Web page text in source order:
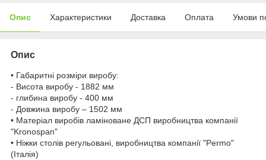
Опис Характеристики Доставка Оплата Умови
Опис
• Габаритні розміри виробу:
- Висота виробу - 1882 мм
- глибина виробу - 400 мм
- Довжина виробу – 1502 мм
• Матеріал виробів ламіноване ДСП виробництва компанії
"Kronospan"
• Ніжки столів регульовані, виробництва компанії "Permo"
(Італія)